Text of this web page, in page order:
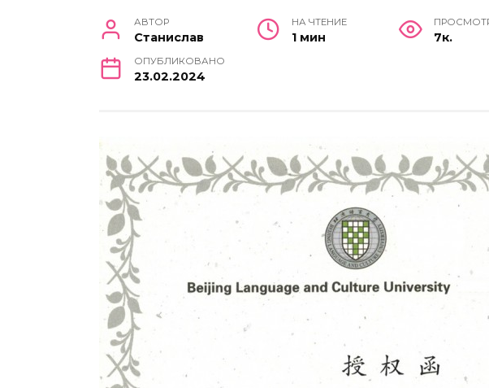
АВТОР
Станислав
НА ЧТЕНИЕ
1 мин 7к.
ОПУБЛИКОВАНО
23.02.2024